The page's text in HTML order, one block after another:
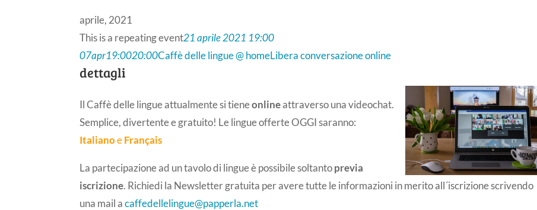
aprile, 2021
This is a repeating event21 aprile 2021 19:00
07apr19:0020:00Caffè delle lingue @ homeLibera conversazione online
dettagli
Il Caffè delle lingue attualmente si tieneonlineattraverso una videochat.
Semplice, divertente e gratuito! Le lingue offerte OGGI saranno:
ItalianoeFrançais
La partecipazione ad un tavolo di lingue è possibile soltantoprevia
iscrizione. Richiedi la Newsletter gratuita per avere tutte le informazioni in merito all´iscrizione scrivendo
una mail acaffedellelingue@papperla.net